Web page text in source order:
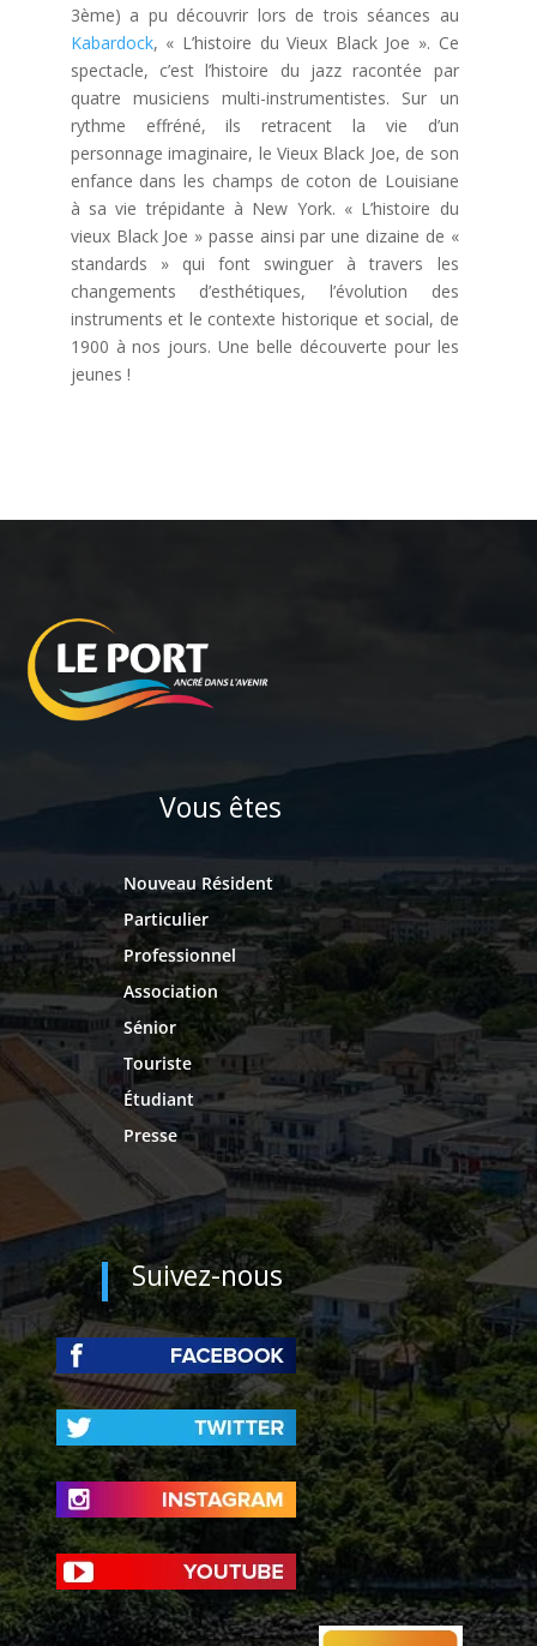
3ème) a pu découvrir lors de trois séances au
Kabardock, « L’histoire du Vieux Black Joe ». Ce
spectacle, c’est l’histoire du jazz racontée par
quatre musiciens multi-instrumentistes. Sur un
rythme effréné, ils retracent la vie d’un
personnage imaginaire, le Vieux Black Joe, de son
enfance dans les champs de coton de Louisiane
à sa vie trépidante à New York. « L’histoire du
vieux Black Joe » passe ainsi par une dizaine de «
standards » qui font swinguer à travers les
changements d’esthétiques, l’évolution des
instruments et le contexte historique et social, de
1900 à nos jours. Une belle découverte pour les
jeunes !
Vous êtes
Nouveau Résident
Particulier
Professionnel
Association
Sénior
Touriste
Étudiant
Presse
Suivez-nous